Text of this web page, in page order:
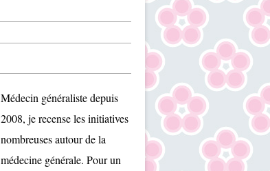
Médecin généraliste depuis
2008, je recense les initiatives
nombreuses autour de la
médecine générale. Pour un